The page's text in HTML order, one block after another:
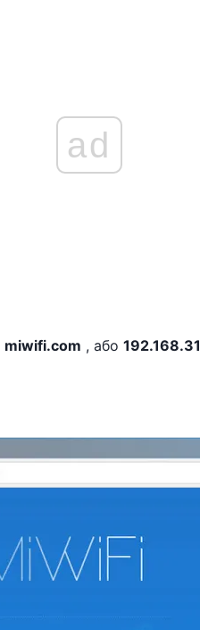
ad
miwifi.com , або